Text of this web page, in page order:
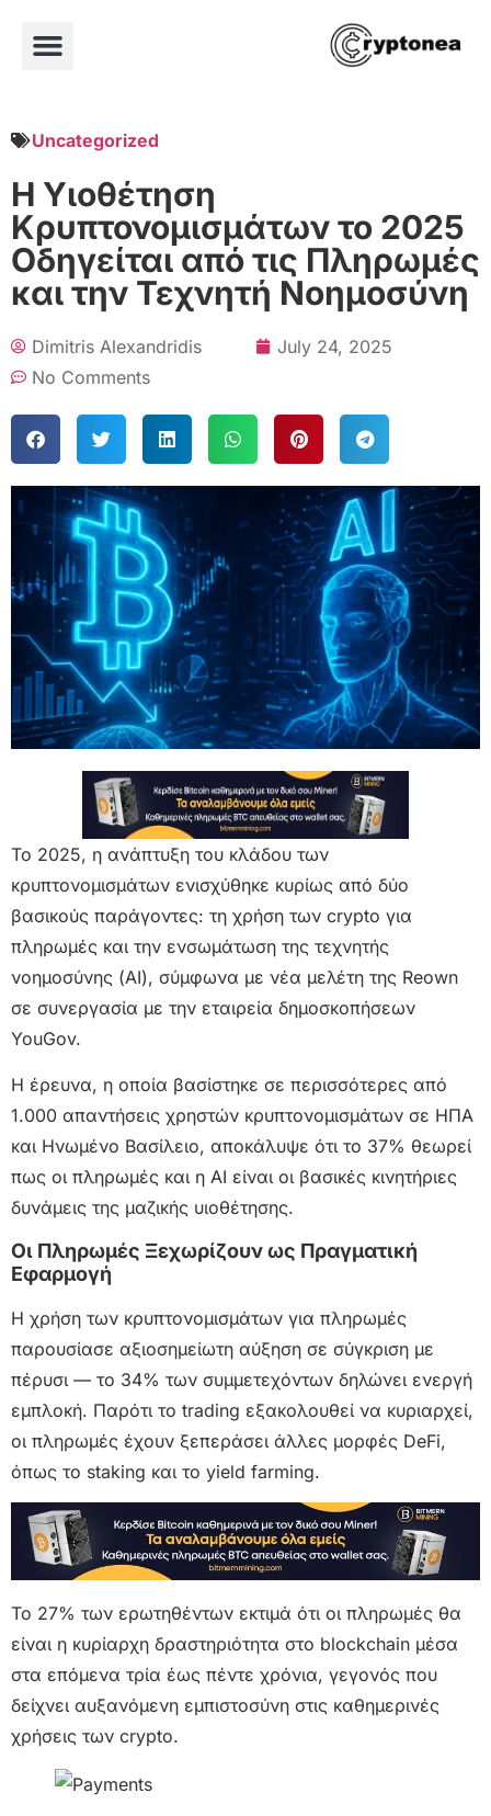
Uncategorized
Η Υιοθέτηση
Κρυπτονομισμάτων το 2025
Οδηγείται από τις Πληρωμές
και την Τεχνητή Νοημοσύνη
Dimitris Alexandridis
July 24, 2025
No Comments
Το 2025, η ανάπτυξη του κλάδου των
κρυπτονομισμάτων ενισχύθηκε κυρίως από δύο
βασικούς παράγοντες: τη χρήση των crypto για
πληρωμές και την ενσωμάτωση της τεχνητής
νοημοσύνης (AI), σύμφωνα με νέα μελέτη της Reown
σε συνεργασία με την εταιρεία δημοσκοπήσεων
YouGov.
Η έρευνα, η οποία βασίστηκε σε περισσότερες από
1.000 απαντήσεις χρηστών κρυπτονομισμάτων σε ΗΠΑ
και Ηνωμένο Βασίλειο, αποκάλυψε ότι το 37% θεωρεί
πως οι πληρωμές και η AI είναι οι βασικές κινητήριες
δυνάμεις της μαζικής υιοθέτησης.
Οι Πληρωμές Ξεχωρίζουν ως Πραγματική
Εφαρμογή
Η χρήση των κρυπτονομισμάτων για πληρωμές
παρουσίασε αξιοσημείωτη αύξηση σε σύγκριση με
πέρυσι — το 34% των συμμετεχόντων δηλώνει ενεργή
εμπλοκή. Παρότι το trading εξακολουθεί να κυριαρχεί,
οι πληρωμές έχουν ξεπεράσει άλλες μορφές DeFi,
όπως το staking και το yield farming.
Το 27% των ερωτηθέντων εκτιμά ότι οι πληρωμές θα
είναι η κυρίαρχη δραστηριότητα στο blockchain μέσα
στα επόμενα τρία έως πέντε χρόνια, γεγονός που
δείχνει αυξανόμενη εμπιστοσύνη στις καθημερινές
χρήσεις των crypto.